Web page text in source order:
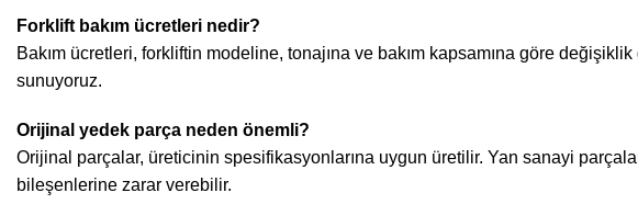
Forklift bakım ücretleri nedir?
Bakım ücretleri, forkliftin modeline, tonajına ve bakım kapsamına göre
sunuyoruz.
Orijinal yedek parça neden önemli?
Orijinal parçalar, üreticinin spesifikasyonlarına uygun üretilir. Yan sanayi
bileşenlerine zarar verebilir.